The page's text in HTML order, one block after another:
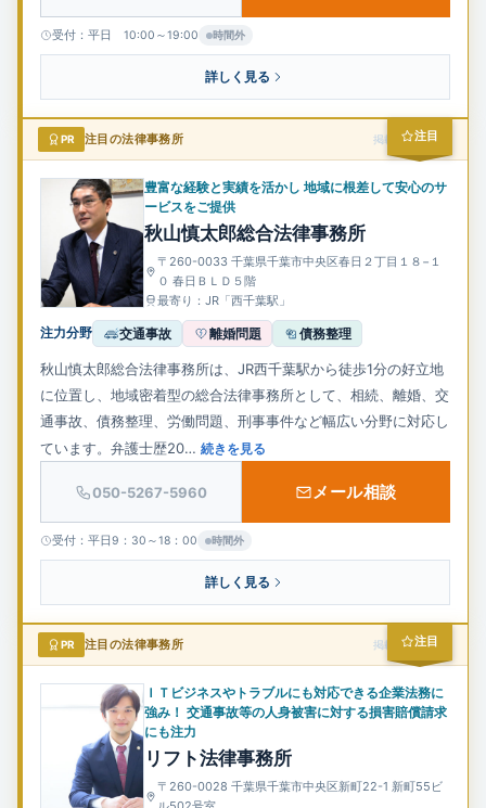
受付：平日 10:00～19:00 時間外
詳しく見る
注目
PR 注目の法律事務所 掲載スポンサー
豊富な経験と実績を活かし 地域に根差して安心のサ
ービスをご提供
秋山慎太郎総合法律事務所
〒260-0033 千葉県千葉市中央区春日２丁目１８−１
０ 春日ＢＬＤ５階
最寄り：JR「西千葉駅」
注力分野 交通事故 離婚問題 債務整理
秋山慎太郎総合法律事務所は、JR西千葉駅から徒歩1分の好立地
に位置し、地域密着型の総合法律事務所として、相続、離婚、交
通事故、債務整理、労働問題、刑事事件など幅広い分野に対応し
ています。弁護士歴20… 続きを見る
050-5267-5960 メール相談
受付：平日9：30～18：00 時間外
詳しく見る
注目
PR 注目の法律事務所 掲載スポンサー
ＩＴビジネスやトラブルにも対応できる企業法務に
強み！ 交通事故等の人身被害に対する損害賠償請求
にも注力
リフト法律事務所
〒260-0028 千葉県千葉市中央区新町22-1 新町55ビ